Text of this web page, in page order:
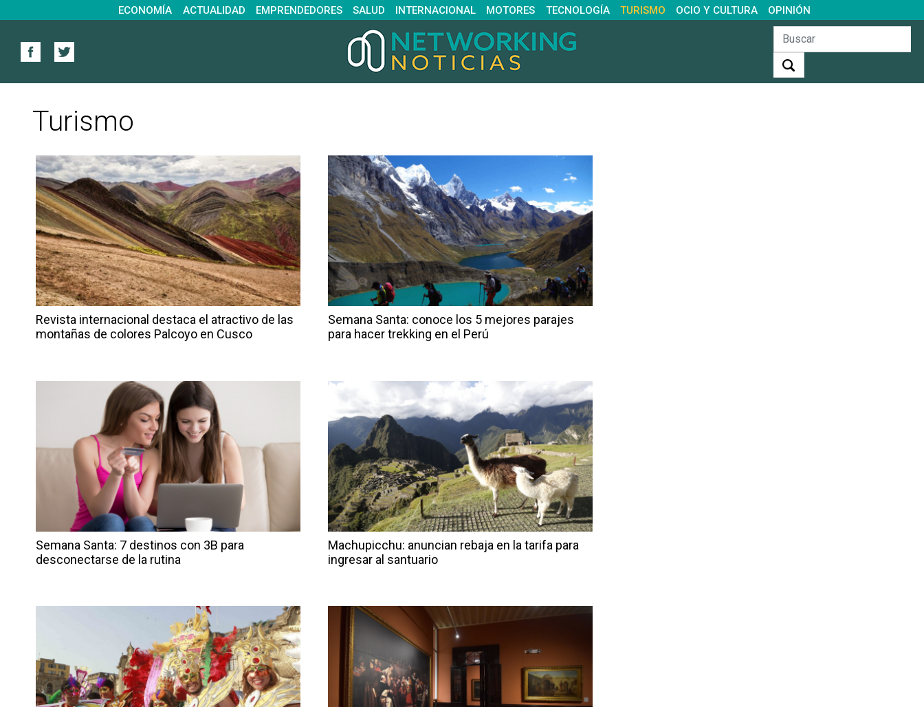
ECONOMÍA ACTUALIDAD EMPRENDEDORES SALUD INTERNACIONAL MOTORES TECNOLOGÍA TURISMO OCIO Y CULTURA OPINIÓN
Turismo
Revista internacional destaca el atractivo de las
montañas de colores Palcoyo en Cusco
Semana Santa: conoce los 5 mejores parajes
para hacer trekking en el Perú
Semana Santa: 7 destinos con 3B para
desconectarse de la rutina
Machupicchu: anuncian rebaja en la tarifa para
ingresar al santuario